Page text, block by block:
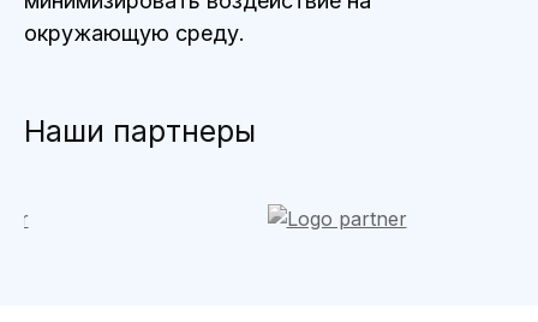
окружающую среду.
Наши партнеры